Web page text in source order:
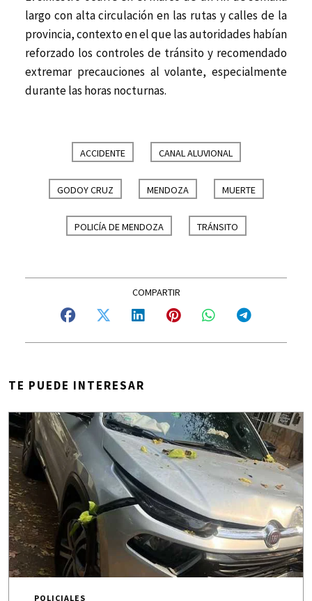
largo con alta circulación en las rutas y calles de la
provincia, contexto en el que las autoridades habían
reforzado los controles de tránsito y recomendado
extremar precauciones al volante, especialmente
durante las horas nocturnas.
ACCIDENTE CANAL ALUVIONAL
GODOY CRUZ MENDOZA MUERTE
POLICÍA DE MENDOZA TRÁNSITO
TE PUEDE INTERESAR
POLICIALES